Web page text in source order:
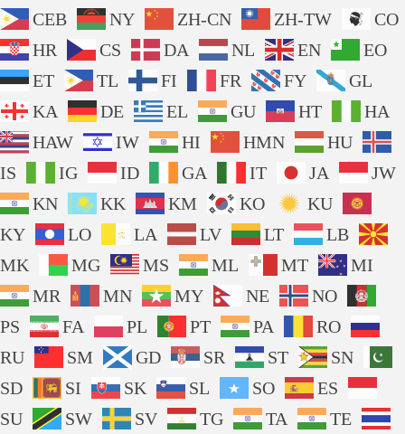
CEB
NY ZH-CN ZH-TW
CO
HR
CS DA NL EN
EO
ET
TL FI FR FY
GL
KA
DE EL GU HT
HA
HAW
IW HI HMN
HU
IS
IG ID GA IT JA
JW
KN
KK KM KO
KU
KY
LO LA LV LT
LB
MK
MG MS ML MT
MI
MR
MN MY NE
NO
PS
FA PL PT PA
RO
RU
SM GD SR ST
SN
SD
SI SK SL SO
ES
SU
SW SV TG TA TE